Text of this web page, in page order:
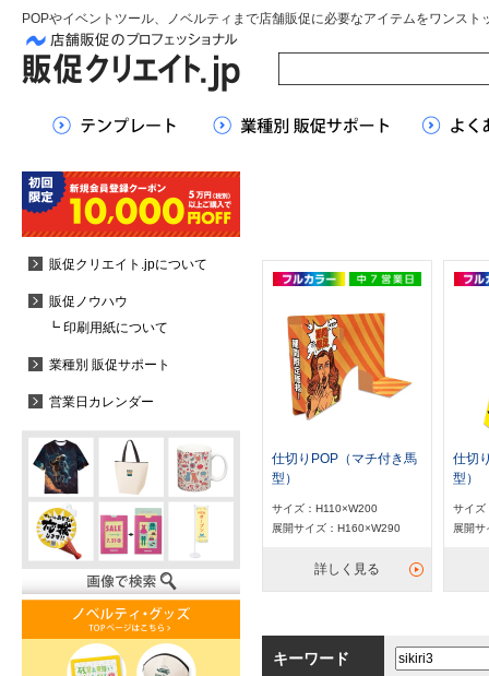
POPやイベントツール、ノベルティまで店舗販促に必要なアイテムをワンスト
仕切りPOP（マチ付き馬
型）
サイズ：H110×W200
展開サイズ：H160×W290
詳しく見る
仕切
型）
サイズ
展開
キーワード
販促クリエイト.jpについて
販促ノウハウ
┗ 印刷用紙について
業種別 販促サポート
営業日カレンダー